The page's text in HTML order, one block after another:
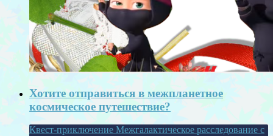
Хотите отправиться в межпланетное
космическое путешествие?
Квест-приключение Межгалактическое расследование с